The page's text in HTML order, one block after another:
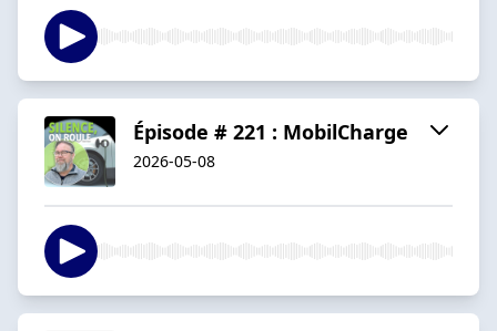
Épisode # 221 : MobilCharge
2026-05-08